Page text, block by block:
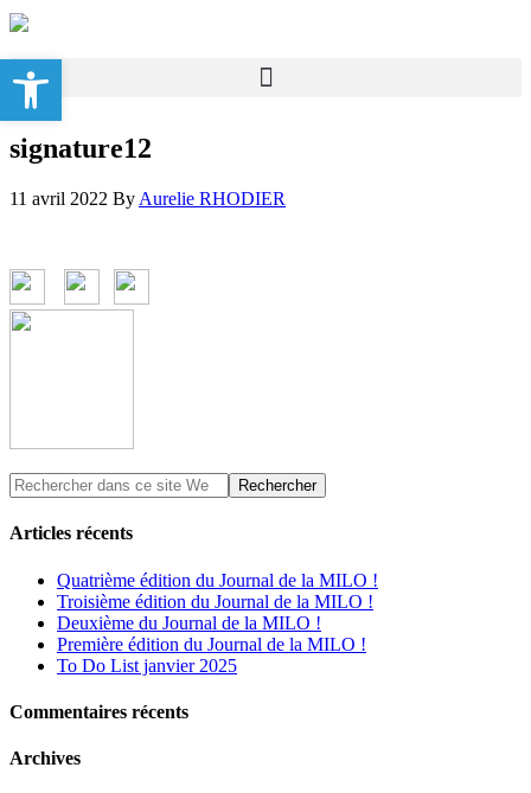
signature12
11 avril 2022 By Aurelie RHODIER
Articles récents
Quatrième édition du Journal de la MILO !
Troisième édition du Journal de la MILO !
Deuxième du Journal de la MILO !
Première édition du Journal de la MILO !
To Do List janvier 2025
Commentaires récents
Archives
Ouvrir la barre d’outils